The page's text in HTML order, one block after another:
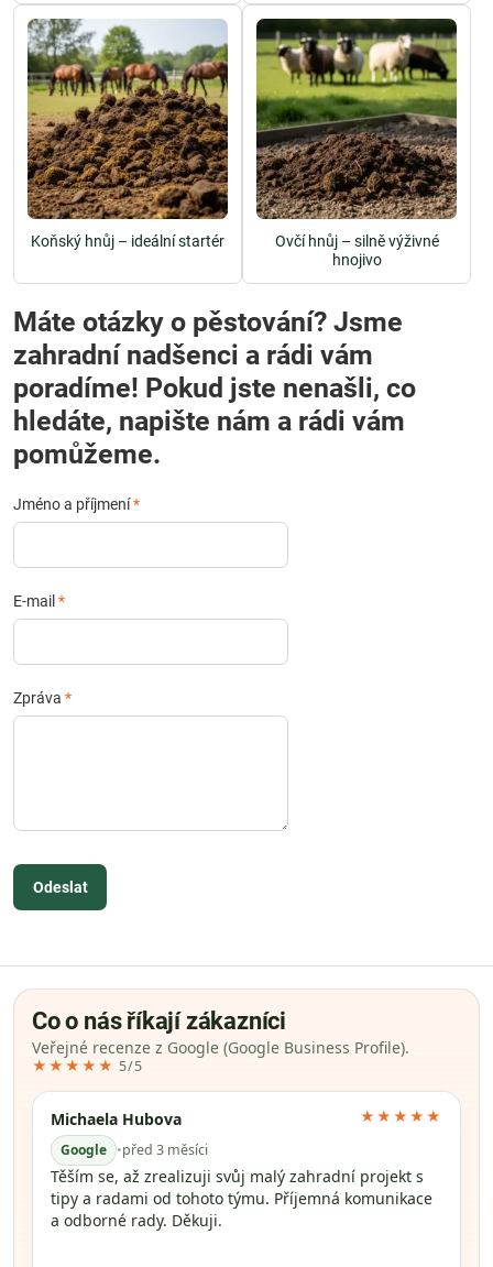
Koňský hnůj – ideální startér
Ovčí hnůj – silně výživné
hnojivo
Máte otázky o pěstování? Jsme
zahradní nadšenci a rádi vám
poradíme! Pokud jste nenašli, co
hledáte, napište nám a rádi vám
pomůžeme.
Jméno a příjmení*
E-mail *
Zpráva *
Odeslat
Co o nás říkají zákazníci
Veřejné recenze z Google (Google Business Profile).
★★★★★ 5/5
Michaela Hubova
Google •před 3 měsíci
★★★★★
Těším se, až zrealizuji svůj malý zahradní projekt s
tipy a radami od tohoto týmu. Příjemná komunikace
a odborné rady. Děkuji.